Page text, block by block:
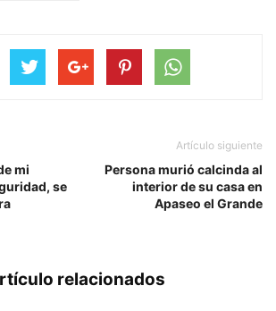
mi
se
Artículo siguiente
Persona murió calcinda al
interior de su casa en
Apaseo el Grande
relacionados